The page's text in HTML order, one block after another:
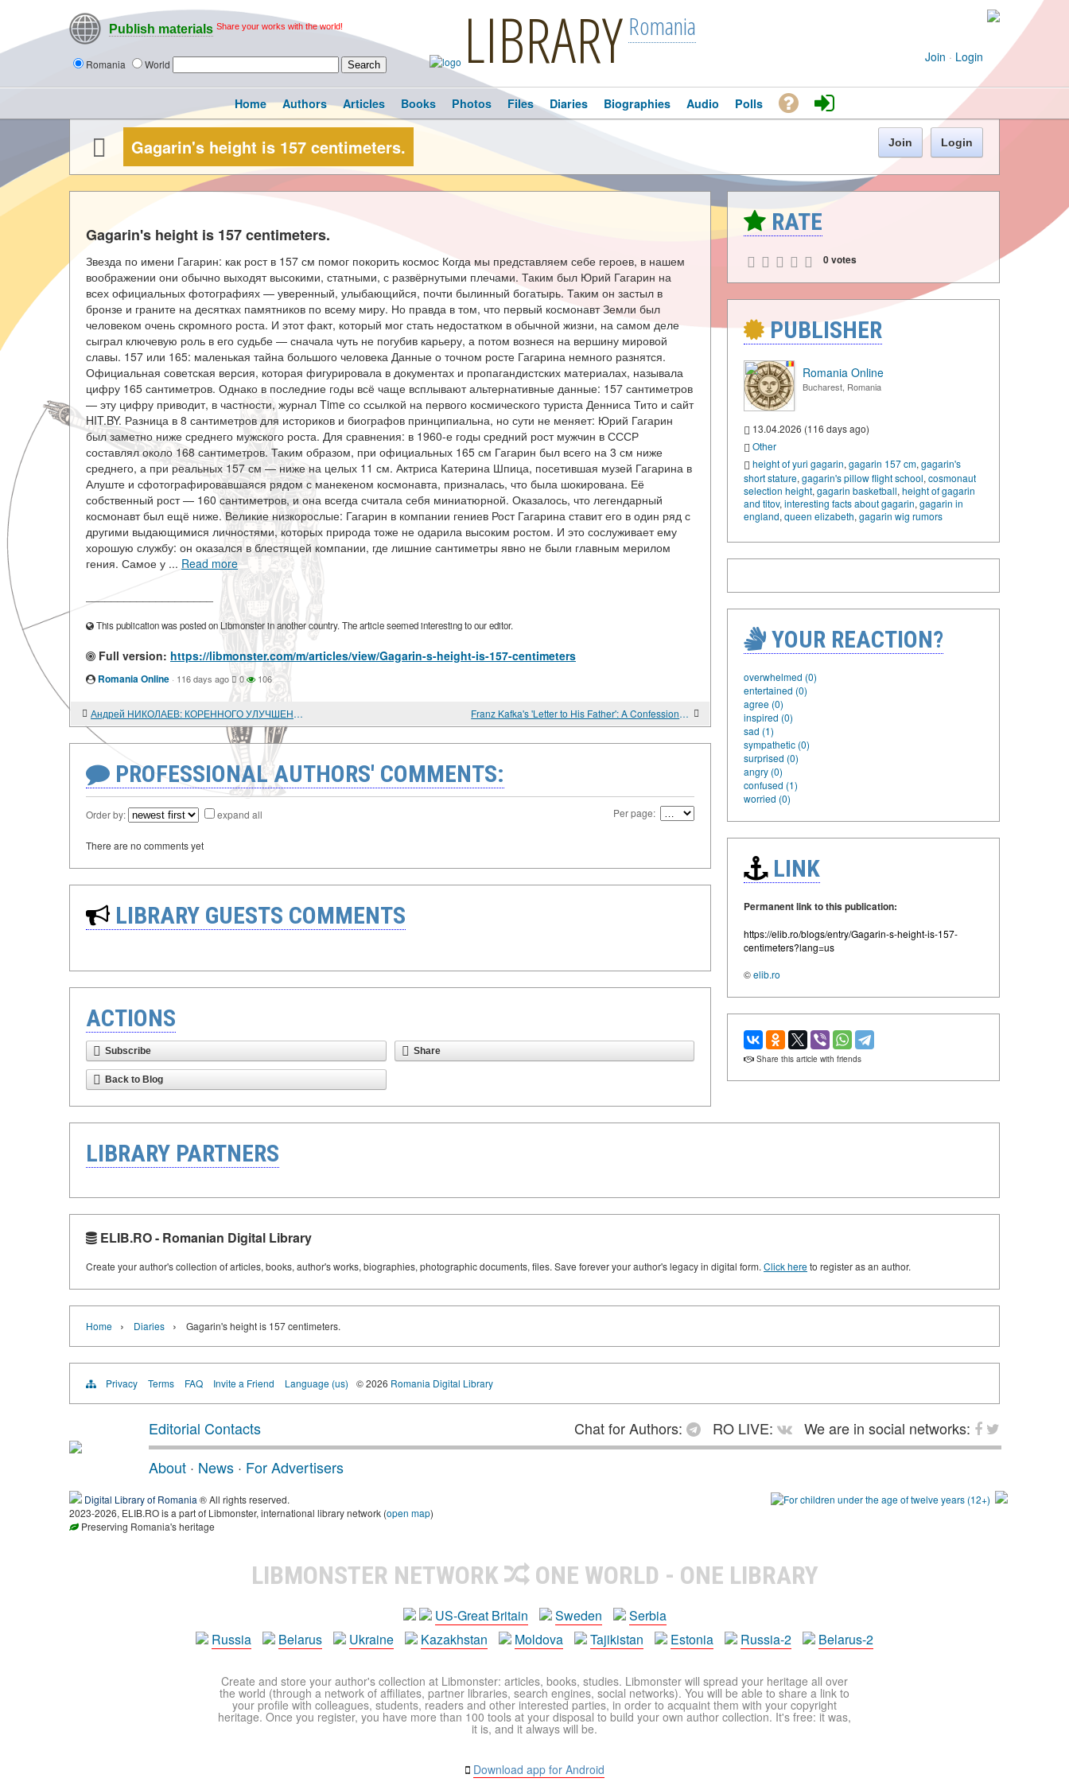
Publish materials Share your works with the world!
Romania World LIBRARY Romania
Join · Login
Home Authors Articles Books Photos Files Diaries Biographies Audio Polls
Gagarin's height is 157 centimeters. Join Login
Gagarin's height is 157 centimeters.
Звезда по имени Гагарин: как рост в 157 см помог покорить космос Когда мы представляем себе героев, в нашем
воображении они обычно выходят высокими, статными, с развёрнутыми плечами. Таким был Юрий Гагарин на
всех официальных фотографиях — уверенный, улыбающийся, почти былинный богатырь. Таким он застыл в
бронзе и граните на десятках памятников по всему миру. Но правда в том, что первый космонавт Земли был
человеком очень скромного роста. И этот факт, который мог стать недостатком в обычной жизни, на самом деле
сыграл ключевую роль в его судьбе — сначала чуть не погубив карьеру, а потом вознеся на вершину мировой
славы. 157 или 165: маленькая тайна большого человека Данные о точном росте Гагарина немного разнятся.
Официальная советская версия, которая фигурировала в документах и пропагандистских материалах, называла
цифру 165 сантиметров. Однако в последние годы всё чаще всплывают альтернативные данные: 157 сантиметров
— эту цифру приводит, в частности, журнал Time со ссылкой на первого космического туриста Денниса Тито и сайт
HIT.BY. Разница в 8 сантиметров для историков и биографов принципиальна, но сути не меняет: Юрий Гагарин
был заметно ниже среднего мужского роста. Для сравнения: в 1960-е годы средний рост мужчин в СССР
составлял около 168 сантиметров. Таким образом, при официальных 165 см Гагарин был всего на 3 см ниже
среднего, а при реальных 157 см — ниже на целых 11 см. Актриса Катерина Шпица, посетившая музей Гагарина в
Алуште и сфотографировавшаяся рядом с манекеном космонавта, призналась, что была шокирована. Её
собственный рост — 160 сантиметров, и она всегда считала себя миниатюрной. Оказалось, что легендарный
космонавт был ещё ниже. Великие низкорослые: Гагарин в компании гениев Рост Гагарина ставит его в один ряд с
другими выдающимися личностями, которых природа тоже не одарила высоким ростом. И это сослуживает ему
хорошую службу: он оказался в блестящей компании, где лишние сантиметры явно не были главным мерилом
гения. Самое у ... Read more
This publication was posted on Libmonster in another country. The article seemed interesting to our editor.
Full version: https://libmonster.com/m/articles/view/Gagarin-s-height-is-157-centimeters
Romania Online · 116 days ago 0 106
Андрей НИКОЛАЕВ: КОРЕННОГО УЛУЧШЕНИЯ СОЦИАЛЬНОГО ПОЛОЖЕНИЯ ВОЕННОСЛУЖАЩИХ ПОКА НЕ ПРОИЗОШЛО Franz Kafka's 'Letter to His Father': A Confession That Never Reached Its Destination
PROFESSIONAL AUTHORS' COMMENTS:
Order by: expand all Per page:
There are no comments yet
LIBRARY GUESTS COMMENTS
ACTIONS
Subscribe Share
Back to Blog
RATE
0 votes
PUBLISHER
Romania Online
Bucharest, Romania
13.04.2026 (116 days ago)
Other
height of yuri gagarin, gagarin 157 cm, gagarin's
short stature, gagarin's pillow flight school, cosmonaut
selection height, gagarin basketball, height of gagarin
and titov, interesting facts about gagarin, gagarin in
england, queen elizabeth, gagarin wig rumors
YOUR REACTION?
overwhelmed (0)
entertained (0)
agree (0)
inspired (0)
sad (1)
sympathetic (0)
surprised (0)
angry (0)
confused (1)
worried (0)
LINK
Permanent link to this publication:
https://elib.ro/blogs/entry/Gagarin-s-height-is-157-
centimeters?lang=us
©elib.ro
Share this article with friends
LIBRARY PARTNERS
ELIB.RO - Romanian Digital Library
Create your author's collection of articles, books, author's works, biographies, photographic documents, files. Save forever your author's legacy in digital form. Click hereto register as an author.
Home › Diaries › Gagarin's height is 157 centimeters.
Privacy Terms FAQ Invite a Friend Language (us) © 2026 Romania Digital Library
Editorial Contacts Chat for Authors: RO LIVE:
We are in social networks:
About · News · For Advertisers
Digital Library of Romania ® All rights reserved.
2023-2026, ELIB.RO is a part of Libmonster, international library network (open map)
Preserving Romania's heritage
LIBMONSTER NETWORK ONE WORLD - ONE LIBRARY
US-Great Britain Sweden
Serbia
Russia
Belarus Ukraine Kazakhstan Moldova Tajikistan Estonia Russia-2 Belarus-2
Create and store your author's collection at Libmonster: articles, books, studies. Libmonster will spread your heritage all over
the world (through a network of affiliates, partner libraries, search engines, social networks). You will be able to share a link to
your profile with colleagues, students, readers and other interested parties, in order to acquaint them with your copyright
heritage. Once you register, you have more than 100 tools at your disposal to build your own author collection. It's free: it was,
it is, and it always will be.
Download app for Android